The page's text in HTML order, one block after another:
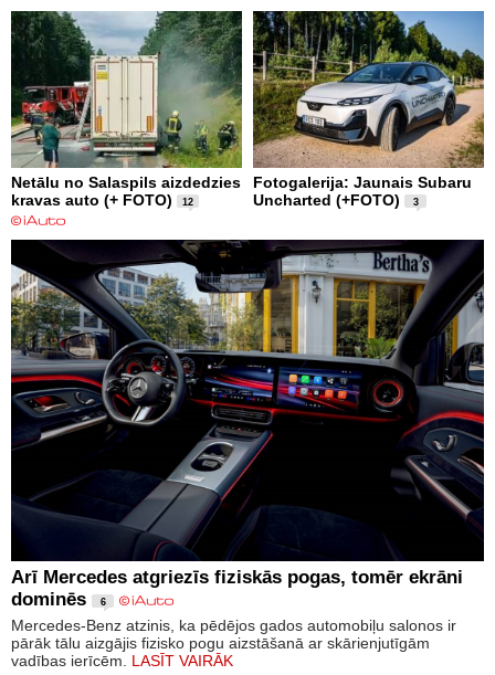
Netālu no Salaspils aizdedzies
kravas auto (+ FOTO)
12
Fotogalerija: Jaunais Subaru
Uncharted (+FOTO)
3
Arī Mercedes atgriezīs fiziskās pogas, tomēr ekrāni
dominēs
6
Mercedes-Benz atzinis, ka pēdējos gados automobiļu salonos ir
pārāk tālu aizgājis fizisko pogu aizstāšanā ar skārienjutīgām
vadības ierīcēm. LASĪT VAIRĀK